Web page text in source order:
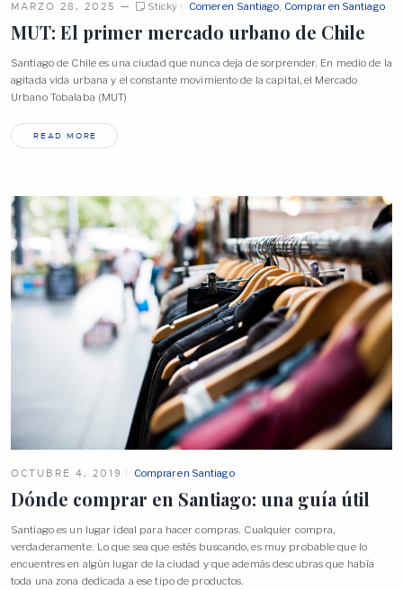
MARZO 28, 2025 — Sticky Comer en Santiago, Comprar en Santiago
MUT: El primer mercado urbano de Chile
Santiago de Chile es una ciudad que nunca deja de sorprender. En medio de la
agitada vida urbana y el constante movimiento de la capital, el Mercado
Urbano Tobalaba (MUT)
READ MORE
OCTUBRE 4, 2019 Comprar en Santiago
Dónde comprar en Santiago: una guía útil
Santiago es un lugar ideal para hacer compras. Cualquier compra,
verdaderamente. Lo que sea que estés buscando, es muy probable que lo
encuentres en algún lugar de la ciudad y que además descubras que había
toda una zona dedicada a ese tipo de productos.